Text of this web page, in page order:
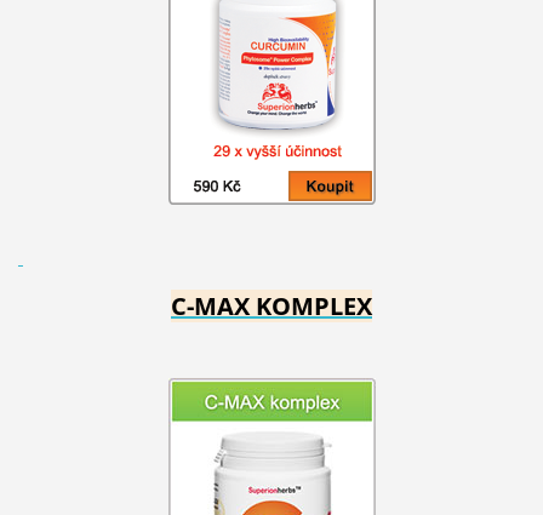
C-MAX KOMPLEX